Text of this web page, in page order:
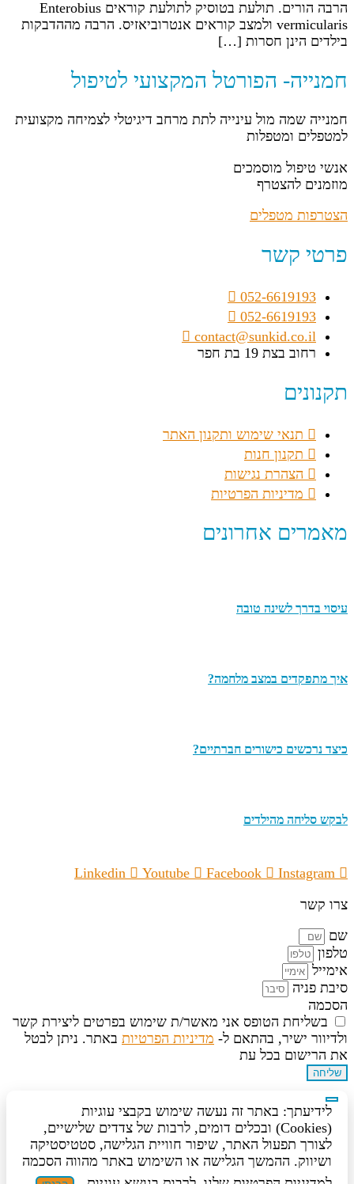
הרבה הורים. תולעת בטוסיק לתולעת קוראים Enterobius
vermicularis ולמצב קוראים אנטרוביאזיס. הרבה מההדבקות
בילדים הינן חסרות […]
חמנייה- הפורטל המקצועי לטיפול
חמנייה שמה מול עינייה לתת מרחב דיגיטלי לצמיחה מקצועית
למטפלים ומטפלות
אנשי טיפול מוסמכים
מוזמנים להצטרף
הצטרפות מטפלים
פרטי קשר
052-6619193
052-6619193
contact@sunkid.co.il
רחוב בצת 19 בת חפר
תקנונים
תנאי שימוש ותקנון האתר
תקנון חנות
הצהרת נגישות
מדיניות הפרטיות
מאמרים אחרונים
עיסוי בדרך לשינה טובה
איך מתפקדים במצב מלחמה?
כיצד נרכשים כישורים חברתיים?
לבקש סליחה מהילדים
Linkedin Youtube Facebook
Instagram
צרו קשר
שם
טלפון
אימייל
סיבת פניה
הסכמה
בשליחת הטופס אני מאשר/ת שימוש בפרטים ליצירת קשר
ולדיוור ישיר, בהתאם ל- מדיניות הפרטיות באתר. ניתן לבטל
את הרישום בכל עת
שליחה
לידיעתך: באתר זה נעשה שימוש בקבצי עוגיות
(Cookies) ובכלים דומים, לרבות של צדדים שלישיים,
לצורך תפעול האתר, שיפור חוויית הגלישה, סטטיסטיקה
ושיווק. ההמשך הגלישה או השימוש באתר מהווה הסכמה